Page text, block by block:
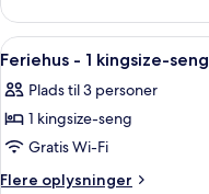
kingsize-
seng
-
handicapvenligt
værelse
1
seng
-
Indlæs
alle
billeder
af
Feriehus
-
4
Feriehus - 1 kingsize-seng
Plads til 3 personer
1 kingsize-seng
Gratis Wi-Fi
Flere oplysninger
Flere